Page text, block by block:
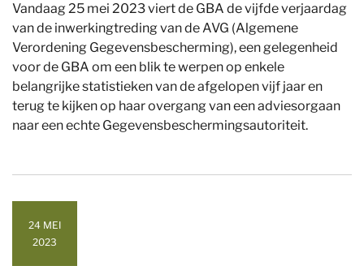
Vandaag 25 mei 2023 viert de GBA de vijfde verjaardag
van de inwerkingtreding van de AVG (Algemene
Verordening Gegevensbescherming), een gelegenheid
voor de GBA om een blik te werpen op enkele
belangrijke statistieken van de afgelopen vijf jaar en
terug te kijken op haar overgang van een adviesorgaan
naar een echte Gegevensbeschermingsautoriteit.
24 MEI
2023